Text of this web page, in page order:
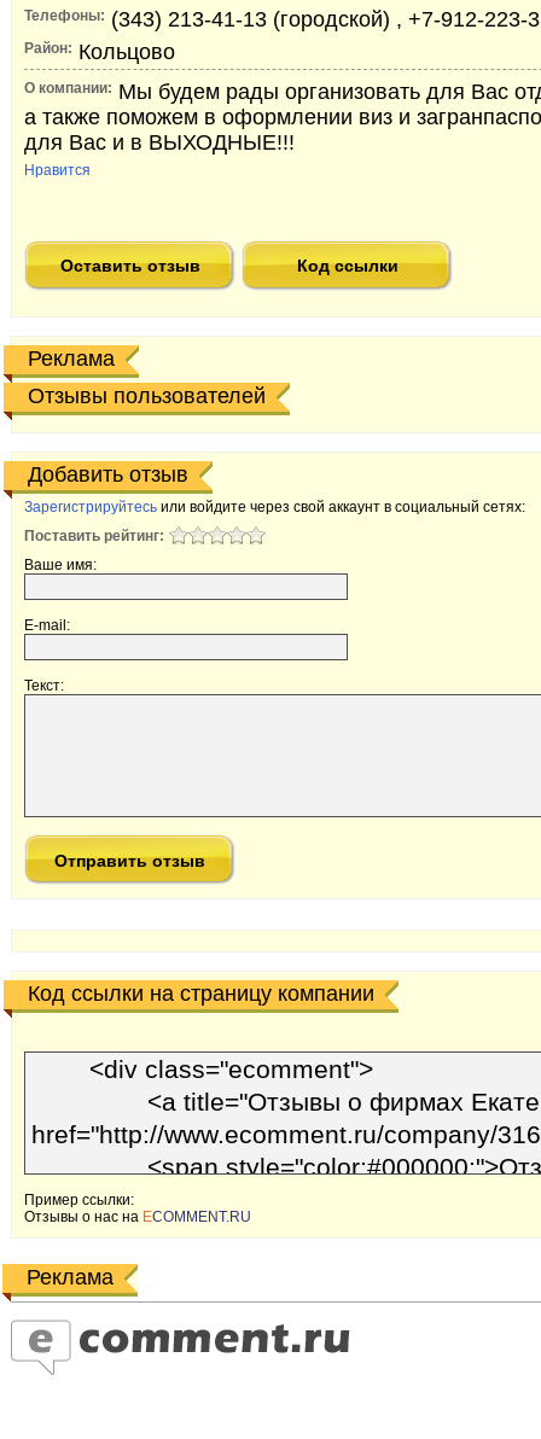
Телефоны: (343) 213-41-13 (городской) , +7-912-223-
Район: Кольцово
О компании: Мы будем рады организовать для Вас
а также поможем в оформлении виз и
для Вас и в ВЫХОДНЫЕ!!!
Нравится
Оставить отзыв Код ссылки
Реклама
Отзывы пользователей
Добавить отзыв
Зарегистрируйтесь или войдите через свой аккаунт в социальный сетях:
Поставить рейтинг:
Ваше имя:
E-mail:
Текст:
Код ссылки на страницу компании
Пример ссылки:
Отзывы o наc на ECOMMENT.RU
Реклама